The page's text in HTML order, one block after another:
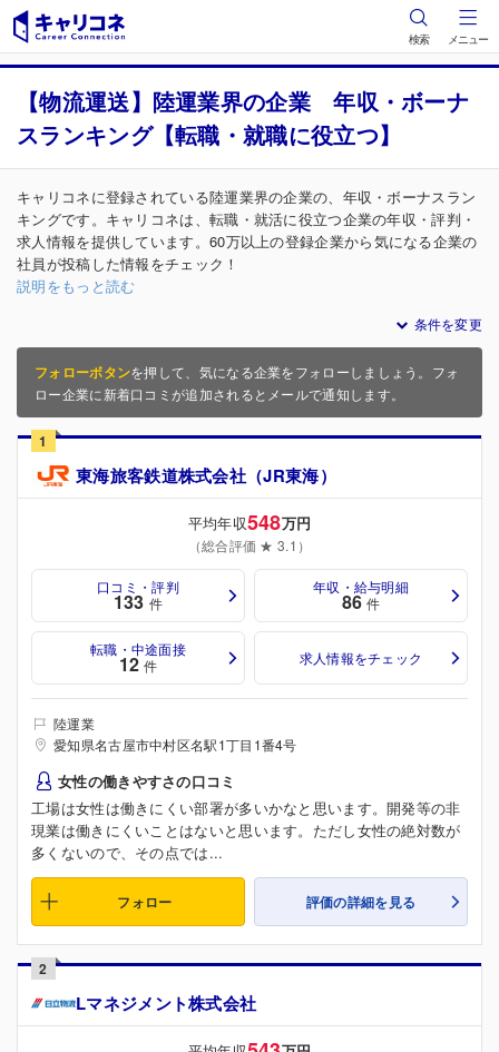
検索 メニュー
【物流運送】陸運業界の企業 年収・ボーナ
スランキング【転職・就職に役立つ】
キャリコネに登録されている陸運業界の企業の、年収・ボーナスラン
キングです。キャリコネは、転職・就活に役立つ企業の年収・評判・
求人情報を提供しています。60万以上の登録企業から気になる企業の
社員が投稿した情報をチェック！
説明をもっと読む
条件を変更
フォローボタンを押して、気になる企業をフォローしましょう。フォ
ロー企業に新着口コミが追加されるとメールで通知します。
1
東海旅客鉄道株式会社（JR東海）
平均年収548万円
（総合評価 ★ 3.1）
口コミ・評判
133 件
年収・給与明細
86 件
転職・中途面接
12 件 求人情報をチェック
陸運業
愛知県名古屋市中村区名駅1丁目1番4号
女性の働きやすさの口コミ
工場は女性は働きにくい部署が多いかなと思います。開発等の非
現業は働きにくいことはないと思います。ただし女性の絶対数が
多くないので、その点では...
フォロー 評価の詳細を見る
2
Lマネジメント株式会社